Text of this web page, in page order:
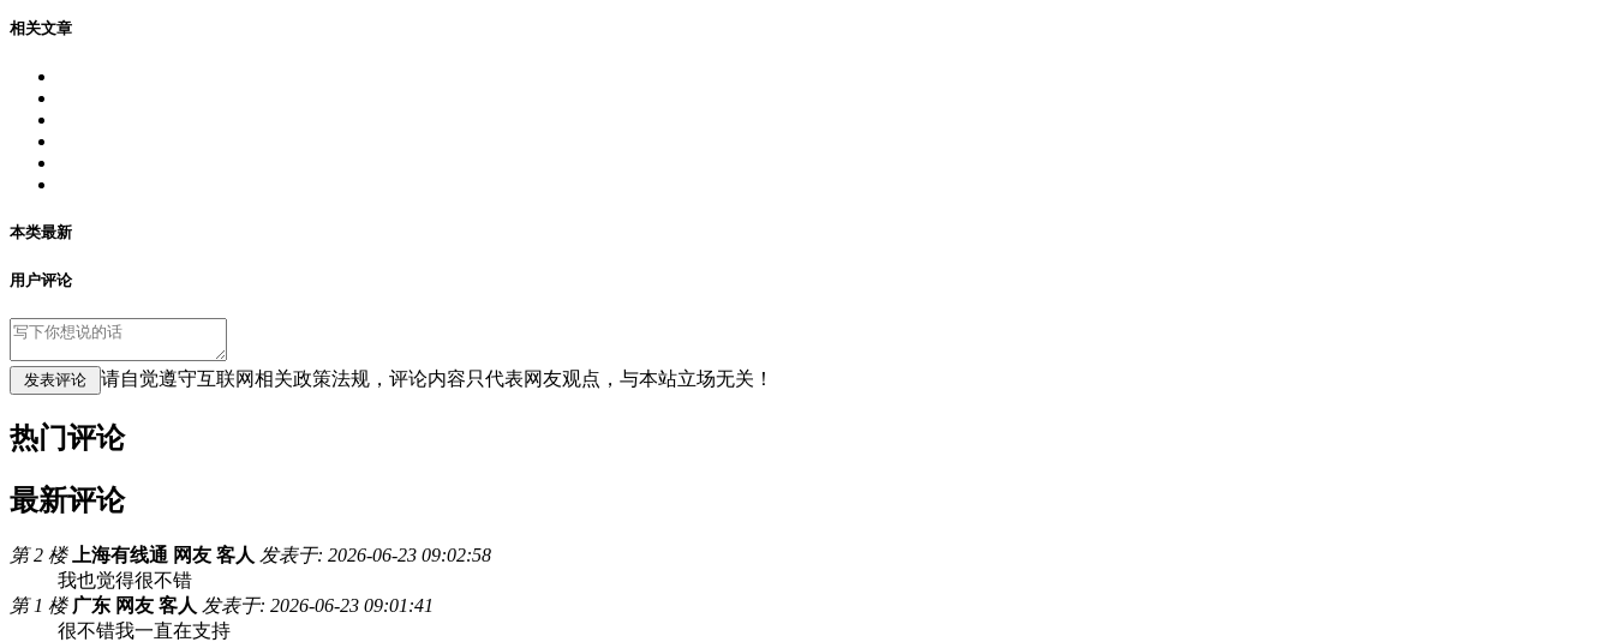
相关文章
本类最新
用户评论
请自觉遵守互联网相关政策法规，评论内容只代表网友观点，与本站立场无关！
热门评论
最新评论
第 2 楼 上海有线通 网友 客人 发表于: 2026-06-23 09:02:58
我也觉得很不错
第 1 楼 广东 网友 客人 发表于: 2026-06-23 09:01:41
很不错我一直在支持